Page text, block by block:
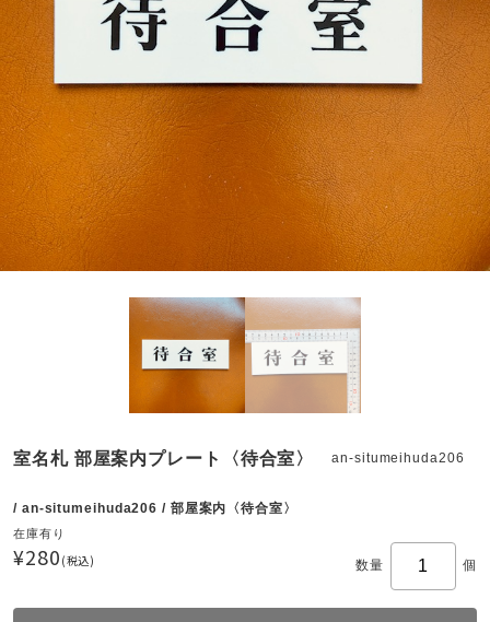
室名札 部屋案内プレート〈待合室〉 an-situmeihuda206
/ an-situmeihuda206 / 部屋案内〈待合室〉
在庫有り
¥280 (税込) 数量 個